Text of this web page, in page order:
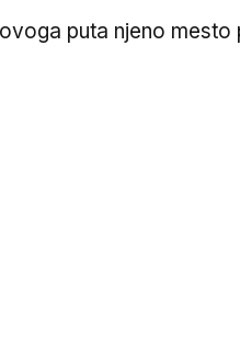
puta njeno mesto